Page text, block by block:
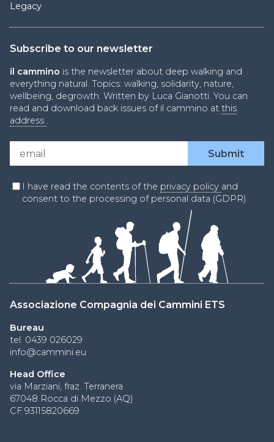
Associazione Compagnia dei Cammini ETS
Bureau
tel. 0439 026029
info@cammini.eu
Head Office
via Marziani, fraz. Terranera
67048 Rocca di Mezzo (AQ)
CF 93115820669
Legacy
Subscribe to our newsletter
il cammino is the newsletter about deep walking and
everything natural. Topics: walking, solidarity, nature,
wellbeing, degrowth. Written by Luca Gianotti. You can
read and download back issues of il cammino at this
address .
I have read the contents of the privacy policy and
consent to the processing of personal data (GDPR)